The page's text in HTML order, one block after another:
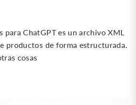
ChatGPT es un archivo XML
productos de forma estructurada.
cosas